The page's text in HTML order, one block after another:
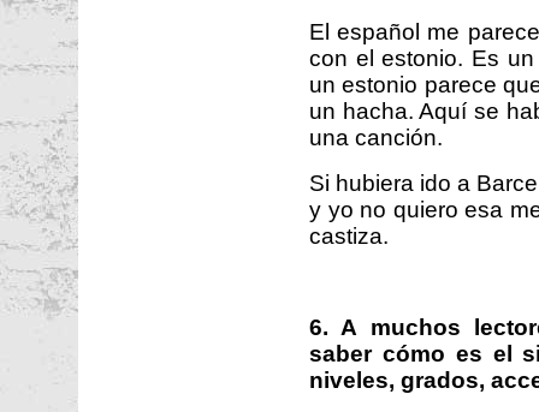
El español me
con el estonio. Es
un estonio parece
un hacha. Aquí se
una canción.
Si hubiera ido a
y yo no quiero esa
castiza.
6. A muchos
saber cómo es el
niveles, grados,